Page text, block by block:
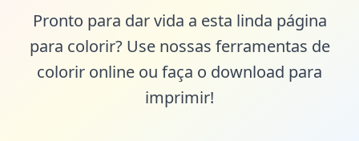
Pronto para dar vida a esta linda página
para colorir? Use nossas ferramentas de
colorir online ou faça o download para
imprimir!